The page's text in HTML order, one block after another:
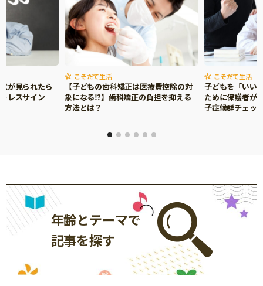
が見られたら
レスサイン
こそだて生活
【子どもの歯科矯正は医療費控除の対
象になる⁉】歯科矯正の負担を抑える
方法とは？
こそだて生活
子どもを「いい
ために保護者が
子症候群チェッ
年齢とテーマで
記事を探す